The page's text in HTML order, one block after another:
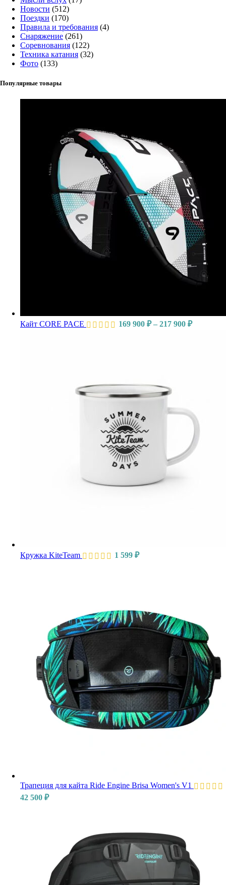
Новости (512)
Поездки (170)
Правила и требования (4)
Снаряжение (261)
Соревнования (122)
Техника катания (32)
Фото (133)
Популярные товары
Кайт CORE PACE 169 900 ₽ – 217 900 ₽
Кружка KiteTeam 1 599 ₽
Трапеция для кайта Ride Engine Brisa Women's V1
42 500 ₽